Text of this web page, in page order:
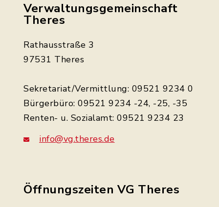
Verwaltungsgemeinschaft
Theres
Rathausstraße 3
97531 Theres
Sekretariat/Vermittlung: 09521 9234 0
Bürgerbüro: 09521 9234 -24, -25, -35
Renten- u. Sozialamt: 09521 9234 23
info@vg.theres.de
Öffnungszeiten VG Theres